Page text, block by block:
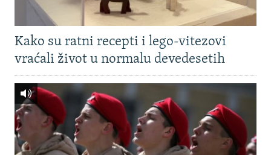
Kako su ratni recepti i lego-vitezovi
vraćali život u normalu devedesetih